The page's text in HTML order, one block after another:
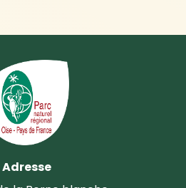
Adresse